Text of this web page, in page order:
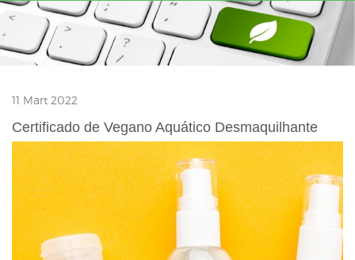
N
A
V
T
O
N
11 Mart 2022
Certificado de Vegano Aquático Desmaquilhante